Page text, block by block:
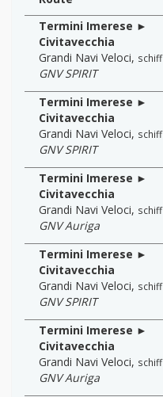
Termini Imerese ►
Civitavecchia
Grandi Navi Veloci, schiff
GNV SPIRIT
Termini Imerese ►
Civitavecchia
Grandi Navi Veloci, schiff
GNV SPIRIT
Termini Imerese ►
Civitavecchia
Grandi Navi Veloci, schiff
GNV Auriga
Termini Imerese ►
Civitavecchia
Grandi Navi Veloci, schiff
GNV SPIRIT
Termini Imerese ►
Civitavecchia
Grandi Navi Veloci, schiff
GNV Auriga